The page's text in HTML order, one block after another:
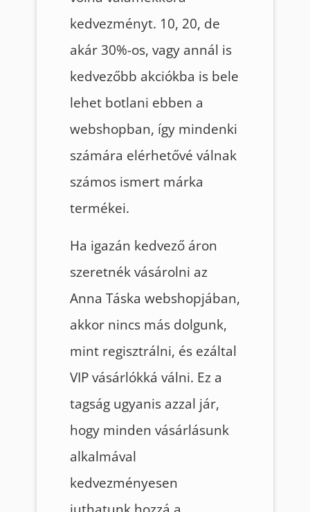
kedvezményt. 10, 20, de
akár 30%-os, vagy annál is
kedvezőbb akciókba is bele
lehet botlani ebben a
webshopban, így mindenki
számára elérhetővé válnak
számos ismert márka
termékei.
Ha igazán kedvező áron
szeretnék vásárolni az
Anna Táska webshopjában,
akkor nincs más dolgunk,
mint regisztrálni, és ezáltal
VIP vásárlókká válni. Ez a
tagság ugyanis azzal jár,
hogy minden vásárlásunk
alkalmával
kedvezményesen